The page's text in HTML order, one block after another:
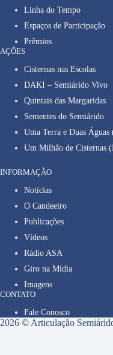
Linha do Tempo
Espaços de Participação
Prêmios
AÇÕES
Cisternas nas Escolas
DAKI – Semiárido Vivo
Quintais das Margaridas
Sementes do Semiárido
Uma Terra e Duas Águas
Um Milhão de Cisternas
INFORMAÇÃO
Notícias
O Candeeiro
Publicações
Vídeos
Rádio ASA
Giro na Mídia
Imagens
CONTATO
Fale Conosco
2026 © Articulação